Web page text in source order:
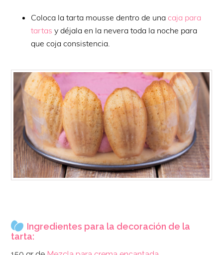
Coloca la tarta mousse dentro de una caja para
tartas y déjala en la nevera toda la noche para
que coja consistencia.
Ingredientes para la decoración de la
tarta: